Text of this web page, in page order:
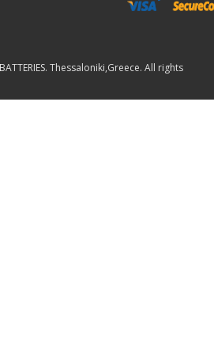
Thessaloniki,Greece. All rights